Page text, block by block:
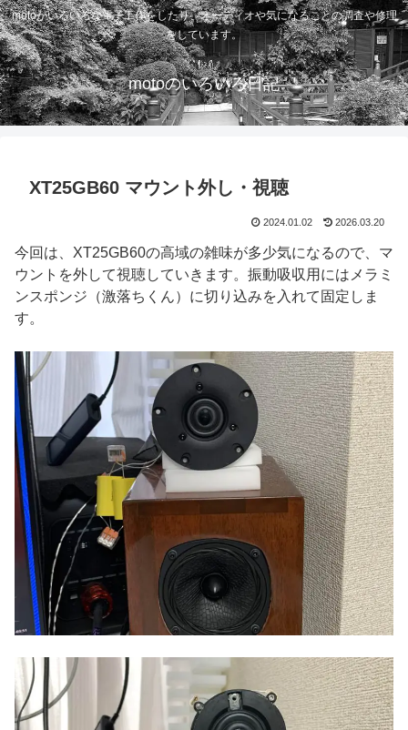
motoがいろいろな電子工作をしたり、オーディオや気になることの調査や修理
をしています。
motoのいろいろ日記
XT25GB60 マウント外し・視聴
2024.01.02 2026.03.20
今回は、XT25GB60の高域の雑味が多少気になるので、マ
ウントを外して視聴していきます。振動吸収用にはメラミ
ンスポンジ（激落ちくん）に切り込みを入れて固定しま
す。